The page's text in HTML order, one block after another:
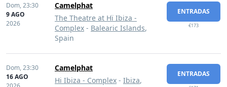
Dom,23:30
9 AGO
2026
Camelphat
The Theatre at Hï Ibiza -
Complex - Balearic Islands,
Spain
ENTRADAS
€173
Dom,23:30
16 AGO
Camelphat
Hi Ibiza - Complex - Ibiza,
ENTRADAS